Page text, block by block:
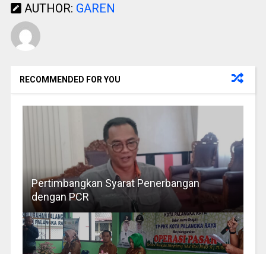
AUTHOR: GAREN
RECOMMENDED FOR YOU
Pertimbangkan Syarat Penerbangan
dengan PCR